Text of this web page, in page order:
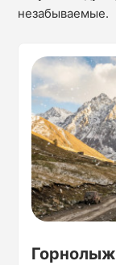
незабываемые.